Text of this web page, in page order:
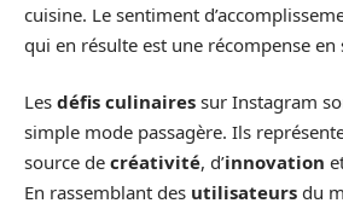
cuisine. Le sentiment
qui en résulte est une récompense en
Les défis culinaires sur Instagram
simple mode passagère. Ils
source de créativité, d’innovation
En rassemblant des utilisateurs du